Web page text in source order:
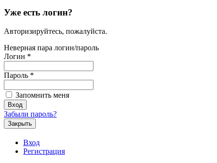
Уже есть логин?
Авторизируйтесь, пожалуйста.
Неверная пара логин/пароль
Логин *
Пароль *
Запомнить меня
Забыли пароль?
Закрыть
Вход
Регистрация